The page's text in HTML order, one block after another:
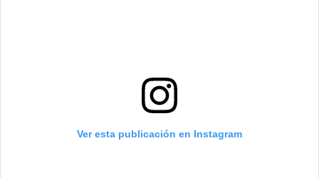
Ver esta publicación en Instagram